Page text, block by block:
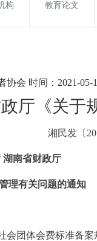
构 教育论文
协会 时间：2021-05-
厅《关于
湘民发〔
湖南省财政厅
理有关问题的通知
团体会费标准备案